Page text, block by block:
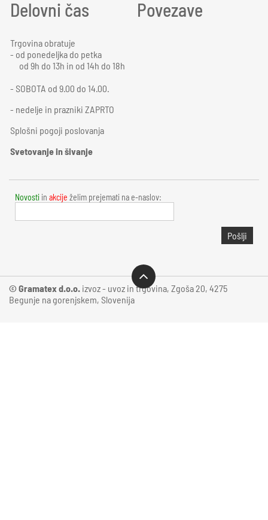
Delovni čas
Trgovina obratuje
- od ponedeljka do petka
od 9h do 13h in od 14h do 18h
- SOBOTA od 9.00 do 14.00.
- nedelje in prazniki ZAPRTO
Splošni pogoji poslovanja
Svetovanje in šivanje
Povezave
Novosti in akcije želim prejemati na e-naslov:
Pošlji
© Gramatex d.o.o. izvoz - uvoz in trgovina, Zgoša 20, 4275
Begunje na gorenjskem, Slovenija